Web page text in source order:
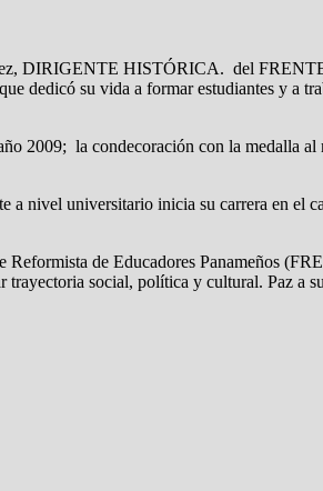
DIRIGENTE HISTÓRICA. del
su vida a formar estudiantes y a
2009; la condecoración con la medalla
nivel universitario inicia su carrera en el
de Educadores Panameños
trayectoria social, política y cultural. Paz a